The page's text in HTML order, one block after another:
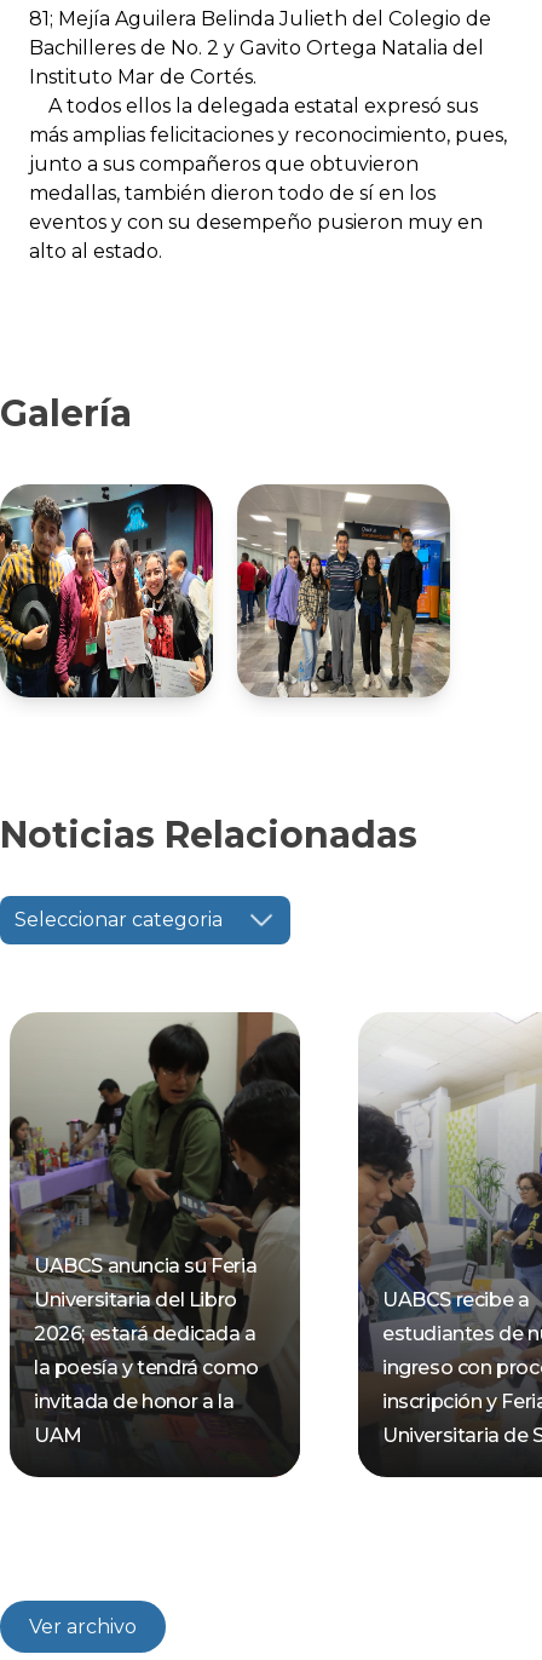
81; Mejía Aguilera Belinda Julieth del Colegio de
Bachilleres de No. 2 y Gavito Ortega Natalia del
Instituto Mar de Cortés.
A todos ellos la delegada estatal expresó sus
más amplias felicitaciones y reconocimiento, pues,
junto a sus compañeros que obtuvieron
medallas, también dieron todo de sí en los
eventos y con su desempeño pusieron muy en
alto al estado.
Galería
Noticias Relacionadas
Seleccionar categoria
UABCS anuncia su Feria
Universitaria del Libro
2026; estará dedicada a
la poesía y tendrá como
invitada de honor a la
UAM
UABCS recibe a
estudiantes de
ingreso con
inscripción y
Universitaria de
Ver archivo